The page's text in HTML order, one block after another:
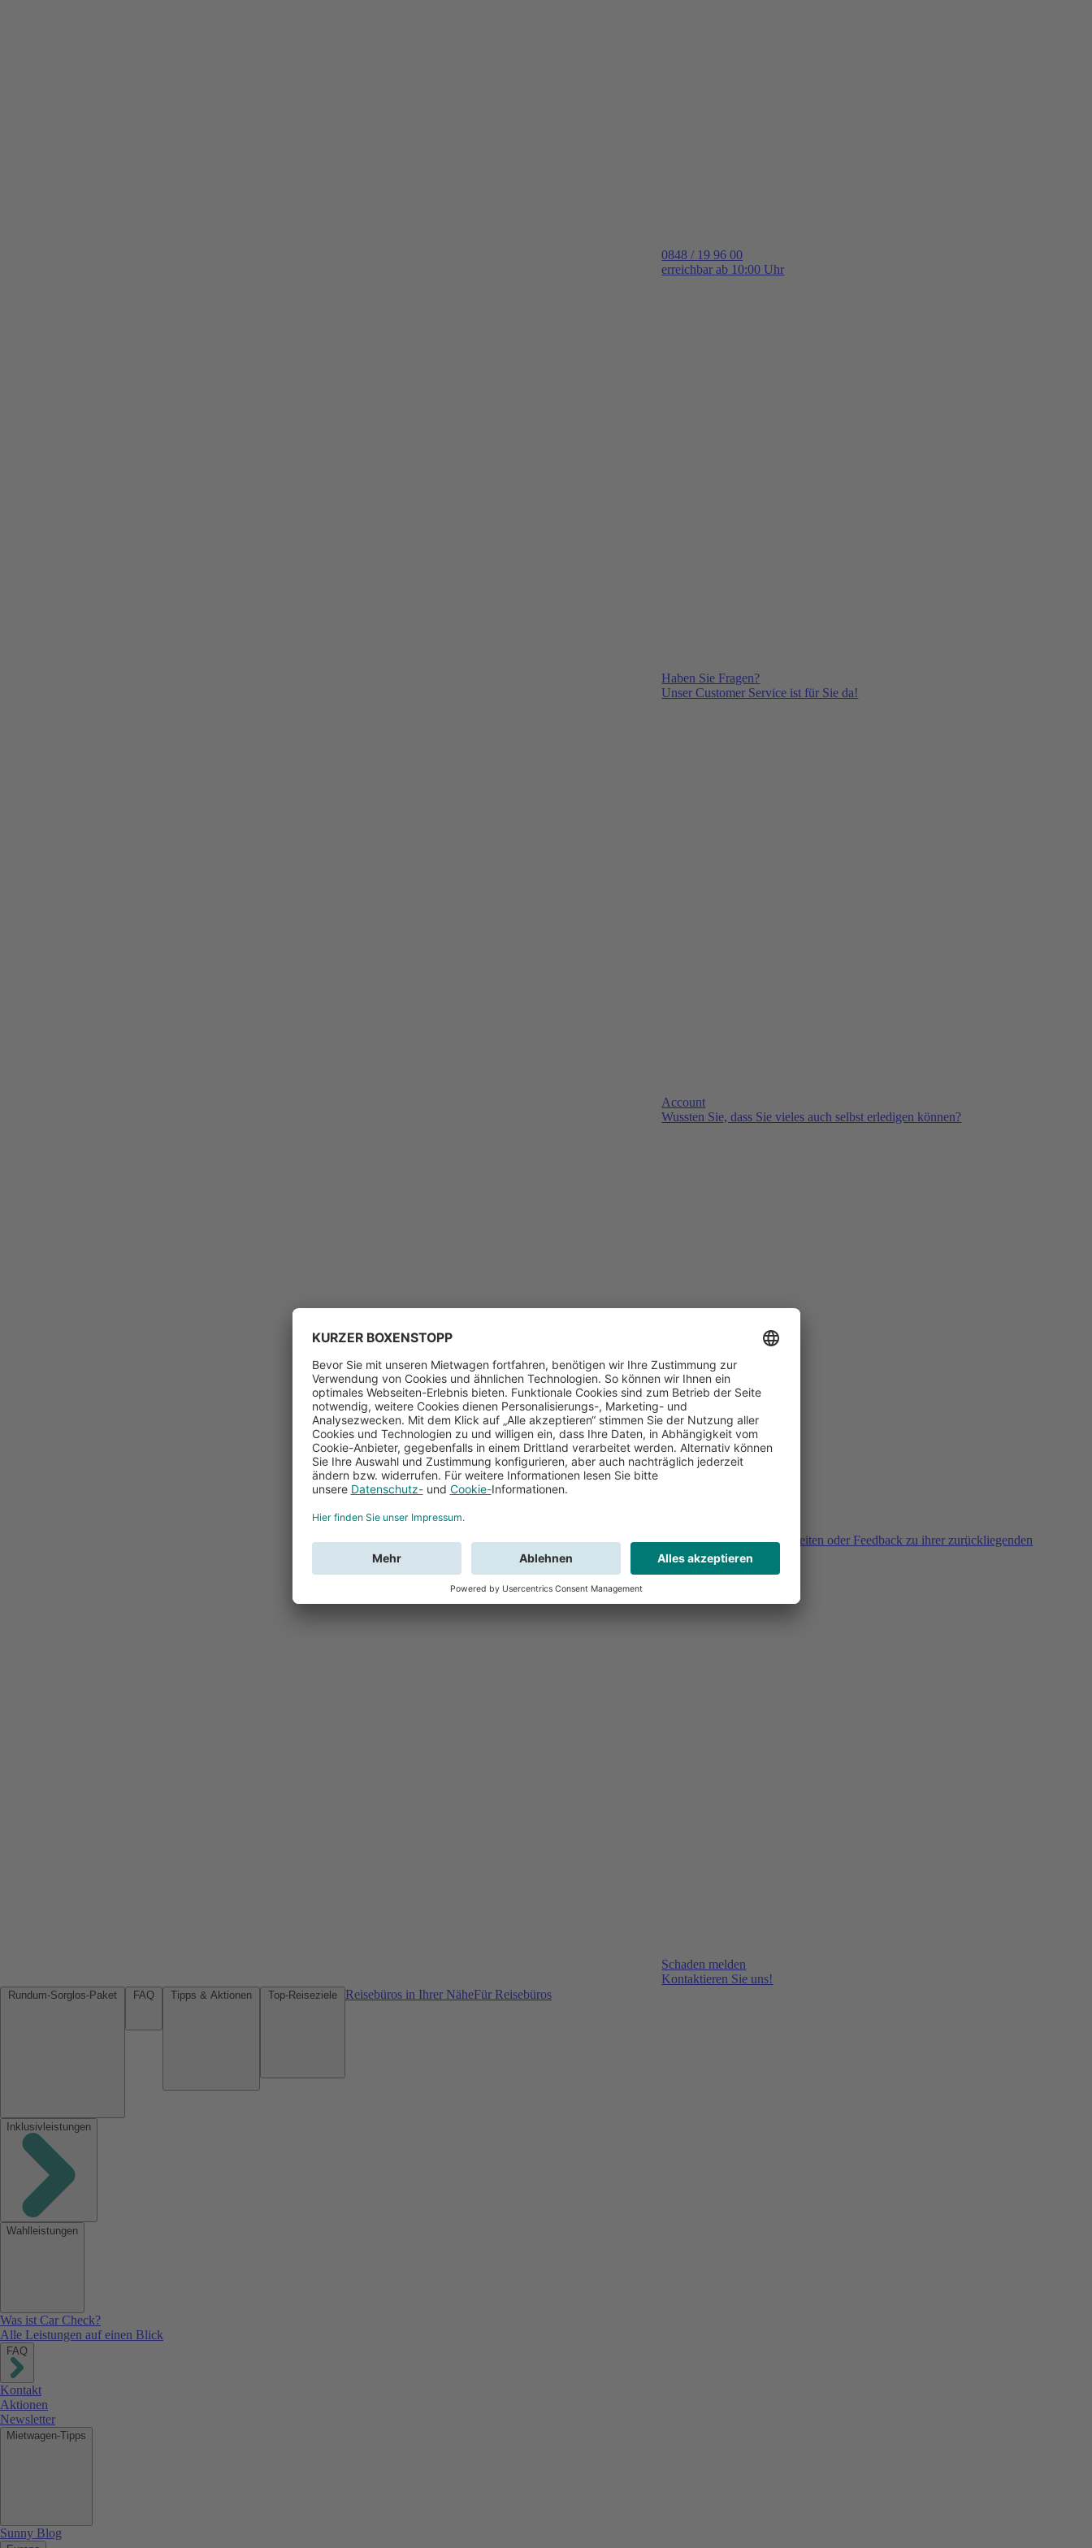
0848 / 19 96 00
erreichbar ab 10:00 Uhr
Haben Sie Fragen?
Unser Customer Service ist für Sie da!
Account
Wussten Sie, dass Sie vieles auch selbst erledigen können?
Sie haben Fragen, Unklarheiten oder Feedback zu ihrer zurückliegenden
Buchung?
Schaden melden
Kontaktieren Sie uns!
Reisebüros in Ihrer NäheFür Reisebüros
Inklusivleistungen
Wahlleistungen
Was ist Car Check?
Alle Leistungen auf einen Blick
FAQ
Kontakt
Aktionen
Newsletter
Mietwagen-Tipps
Sunny Blog